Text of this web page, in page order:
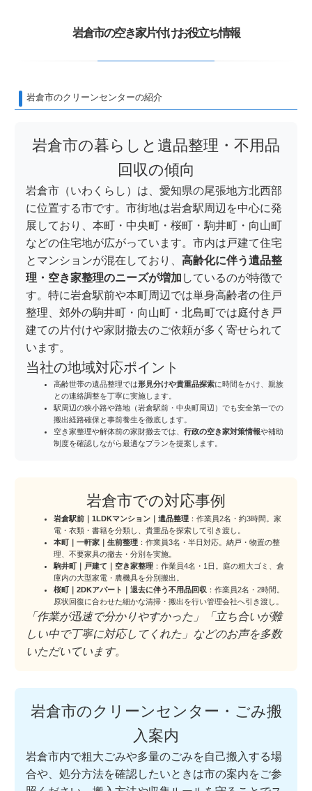
岩倉市の空き家片付けお役立ち情報
岩倉市のクリーンセンターの紹介
岩倉市の暮らしと遺品整理・不用品
回収の傾向
岩倉市（いわくらし）は、愛知県の尾張地方北西部
に位置する市です。市街地は岩倉駅周辺を中心に発
展しており、本町・中央町・桜町・駒井町・向山町
などの住宅地が広がっています。市内は戸建て住宅
とマンションが混在しており、 高齢化に伴う遺品整
理・空き家整理のニーズが増加 しているのが特徴で
す。特に岩倉駅前や本町周辺では単身高齢者の住戸
整理、郊外の駒井町・向山町・北島町では庭付き戸
建ての片付けや家財撤去のご依頼が多く寄せられて
います。
当社の地域対応ポイント
高齢世帯の遺品整理では形見分けや貴重品探索に時間をかけ、親族
との連絡調整を丁寧に実施します。
駅周辺の狭小路や路地（岩倉駅前・中央町周辺）でも安全第一での
搬出経路確保と事前養生を徹底します。
空き家整理や解体前の家財撤去では、 行政の空き家対策情報や補助
制度を確認しながら最適なプランを提案します。
岩倉市での対応事例
岩倉駅前｜1LDKマンション｜遺品整理 ：作業員2名・約3時間。家
電・衣類・書籍を分類し、貴重品を探索して引き渡し。
本町｜一軒家｜生前整理 ：作業員3名・半日対応。納戸・物置の整
理、不要家具の撤去・分別を実施。
駒井町｜戸建て｜空き家整理 ：作業員4名・1日。庭の粗大ゴミ、倉
庫内の大型家電・農機具を分別搬出。
桜町｜2DKアパート｜退去に伴う不用品回収 ：作業員2名・2時間。
原状回復に合わせた細かな清掃・搬出を行い管理会社へ引き渡し。
「作業が迅速で分かりやすかった」「立ち合いが難
しい中で丁寧に対応してくれた」などのお声を多数
いただいています。
岩倉市のクリーンセンター・ごみ搬
入案内
岩倉市内で粗大ごみや多量のごみを自己搬入する場
合や、処分方法を確認したいときは市の案内をご参